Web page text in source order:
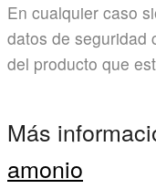
En cualquier caso
datos de seguridad
del producto que
Más
amonio